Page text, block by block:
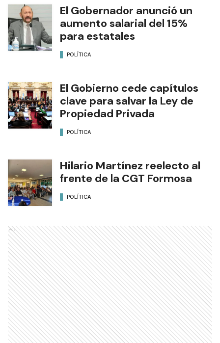
El Gobernador anunció un
aumento salarial del 15%
para estatales
POLÍTICA
El Gobierno cede capítulos
clave para salvar la Ley de
Propiedad Privada
POLÍTICA
Hilario Martínez reelecto al
frente de la CGT Formosa
POLÍTICA
Ads